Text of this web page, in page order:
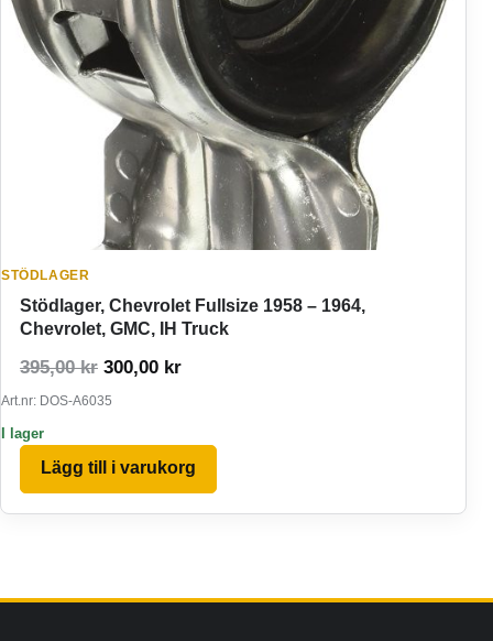
STÖDLAGER
Stödlager, Chevrolet Fullsize 1958 – 1964,
Chevrolet, GMC, IH Truck
395,00kr Det ursprungliga priset var: 395,00 kr.
300,00 krDet nuvarande priset är: 300,00 kr.
Art.nr: DOS-A6035
I lager
Lägg till i varukorg